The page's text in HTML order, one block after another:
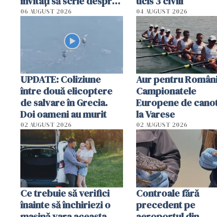
România într-un volum
06 AUGUST 2026 04 AUGUST 2026
UPDATE: Coliziune
între două elicoptere
de salvare în Grecia.
Doi oameni au murit
02 AUGUST 2026
Aur pentru
Campionatele
Europene de
la Varese
02 AUGUST 2026
Ce trebuie să verifici
înainte să închiriezi o
Controale fără
precedent pe